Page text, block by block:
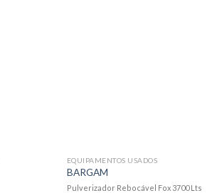
EQUIPAMENTOS USADOS
BARGAM
Pulverizador Rebocável Fox 3700 Lts